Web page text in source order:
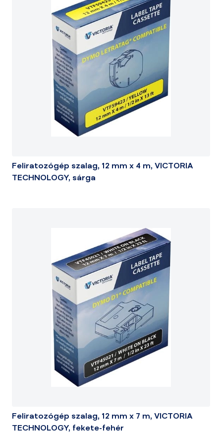
Feliratozógép szalag, 12 mm x 4 m, VICTORIA
TECHNOLOGY, sárga
Feliratozógép szalag, 12 mm x 7 m, VICTORIA
TECHNOLOGY, fekete-fehér